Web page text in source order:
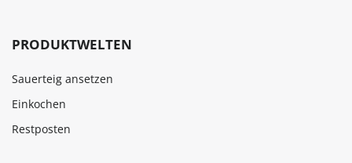
PRODUKTWELTEN
Sauerteig ansetzen
Einkochen
Restposten